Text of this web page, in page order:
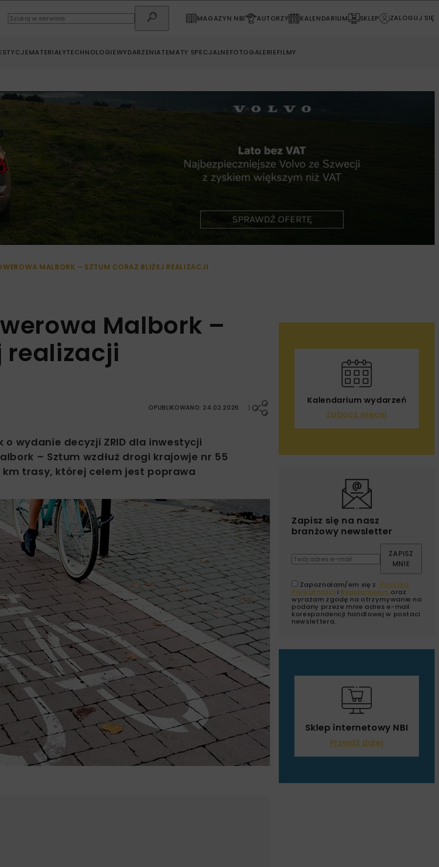
MAGAZYN NBI AUTORZY KALENDARIUM SKLEP ZALOGUJ SIĘ
MATERIAŁYTECHNOLOGIEWYDARZENIATEMATY SPECJALNEFOTOGALERIEFILMY
MALBORK – SZTUM CORAZ BLIŻEJ REALIZACJI
Malbork –
realizacji
OPUBLIKOWANO: 24.02.2026
wydanie decyzji ZRID dla inwestycji
– Sztum wzdłuż drogi krajowje nr 55
km trasy, której celem jest poprawa
Kalendarium wydarzeń
Zobacz więcej
Zapisz się na nasz
branżowy newsletter
ZAPISZ
MNIE
Zapoznałam/em się z Polityką
Prywatności i Regulaminem oraz
wyrażam zgodę na otrzymywanie na
podany przeze mnie adres e-mail
korespondencji handlowej w postaci
newslettera.
Sklep internetowy NBI
Przejdź dalej